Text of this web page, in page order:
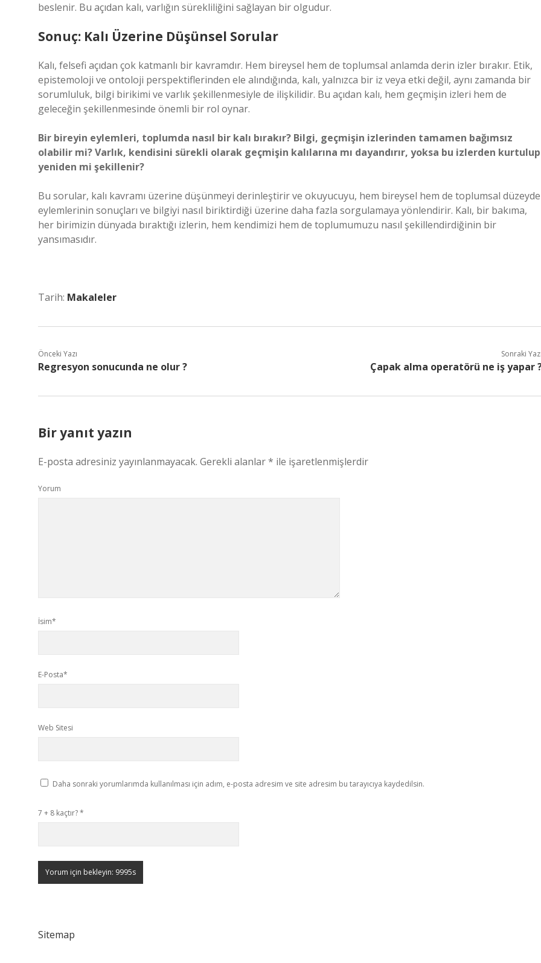
beslenir. Bu açıdan kalı, varlığın sürekliliğini sağlayan bir olgudur.
Sonuç: Kalı Üzerine Düşünsel Sorular
Kalı, felsefi açıdan çok katmanlı bir kavramdır. Hem bireysel hem de toplumsal anlamda derin izler bırakır. Etik,
epistemoloji ve ontoloji perspektiflerinden ele alındığında, kalı, yalnızca bir iz veya etki değil, aynı zamanda bir
sorumluluk, bilgi birikimi ve varlık şekillenmesiyle de ilişkilidir. Bu açıdan kalı, hem geçmişin izleri hem de
geleceğin şekillenmesinde önemli bir rol oynar.
Bir bireyin eylemleri, toplumda nasıl bir kalı bırakır? Bilgi, geçmişin izlerinden tamamen bağımsız
olabilir mi? Varlık, kendisini sürekli olarak geçmişin kalılarına mı dayandırır, yoksa bu izlerden kurtulup
yeniden mi şekillenir?
Bu sorular, kalı kavramı üzerine düşünmeyi derinleştirir ve okuyucuyu, hem bireysel hem de toplumsal düzeyde
eylemlerinin sonuçları ve bilgiyi nasıl biriktirdiği üzerine daha fazla sorgulamaya yönlendirir. Kalı, bir bakıma,
her birimizin dünyada bıraktığı izlerin, hem kendimizi hem de toplumumuzu nasıl şekillendirdiğinin bir
yansımasıdır.
Tarih: Makaleler
Önceki Yazı
Regresyon sonucunda ne olur ?
Sonraki
Çapak alma operatörü ne iş yapar
Bir yanıt yazın
E-posta adresiniz yayınlanmayacak. Gerekli alanlar* ile işaretlenmişlerdir
Yorum
İsim*
E-Posta*
Web Sitesi
Daha sonraki yorumlarımda kullanılması için adım, e-posta adresim ve site adresim bu tarayıcıya kaydedilsin.
7 + 8 kaçtır?*
Sitemap